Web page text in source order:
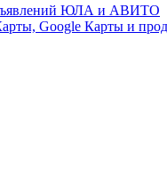
ЮЛА и АВИТО
Google Карты и